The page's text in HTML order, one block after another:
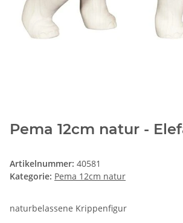
Pema 12cm natur -
Artikelnummer: 40581
Kategorie: Pema 12cm natur
naturbelassene Krippenfigur